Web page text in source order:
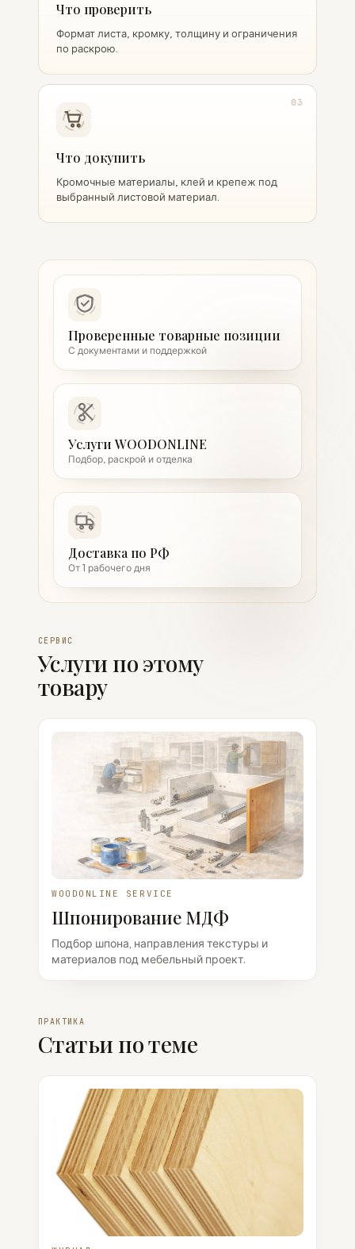
Что проверить
Формат листа, кромку, толщину и ограничения
по раскрою.
03
Что докупить
Кромочные материалы, клей и крепеж под
выбранный листовой материал.
Проверенные товарные позиции
С документами и поддержкой
Услуги WOODONLINE
Подбор, раскрой и отделка
Доставка по РФ
От 1 рабочего дня
СЕРВИС
Услуги по этому
товару
WOODONLINE SERVICE
Шпонирование МДФ
Подбор шпона, направления текстуры и
материалов под мебельный проект.
ПРАКТИКА
Статьи по теме